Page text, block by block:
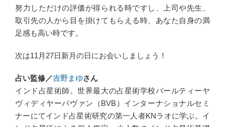
努力しただけの評価が得られる時ですし、上司や先生、
取引先の人から目を掛けてもらえる時、あなた自身の満
足感も高い時です。
次は11月27日新月の日にお会いしましょう！
占い監修／吉野まゆさん
インド占星術師。世界最大の占星術学校バールティーヤ
ヴィディヤーバヴァン（BVB）インターナショナルセミ
ナーにてインド占星術研究の第一人者KNラオに学ぶ。イ